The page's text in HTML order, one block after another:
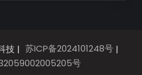
技 | 苏ICP备2024101248号 |
号